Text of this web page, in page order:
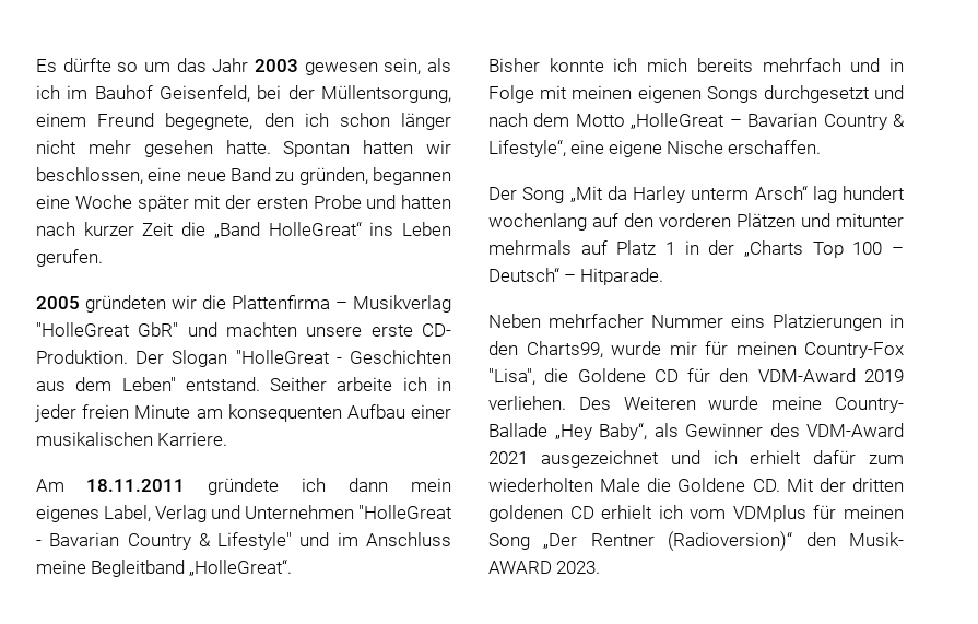
Es dürfte so um das Jahr 2003 gewesen sein, als
ich im Bauhof Geisenfeld, bei der Müllentsorgung,
einem Freund begegnete, den ich schon länger
nicht mehr gesehen hatte. Spontan hatten wir
beschlossen, eine neue Band zu gründen, begannen
eine Woche später mit der ersten Probe und hatten
nach kurzer Zeit die „Band HolleGreat“ ins Leben
gerufen.
2005 gründeten wir die Plattenfirma – Musikverlag
"HolleGreat GbR" und machten unsere erste CD-
Produktion. Der Slogan "HolleGreat - Geschichten
aus dem Leben" entstand. Seither arbeite ich in
jeder freien Minute am konsequenten Aufbau einer
musikalischen Karriere.
Am 18.11.2011
gründete ich dann mein
eigenes Label, Verlag und Unternehmen "HolleGreat
- Bavarian Country & Lifestyle" und im Anschluss
meine Begleitband „HolleGreat“.
Bisher konnte ich mich bereits mehrfach und in
Folge mit meinen eigenen Songs durchgesetzt und
nach dem Motto „HolleGreat – Bavarian Country &
Lifestyle“, eine eigene Nische erschaffen.
Der Song „Mit da Harley unterm Arsch“ lag hundert
wochenlang auf den vorderen Plätzen und mitunter
mehrmals auf Platz 1 in der „Charts Top 100 –
Deutsch“ – Hitparade.
Neben mehrfacher Nummer eins Platzierungen in
den Charts99, wurde mir für meinen Country-Fox
"Lisa", die Goldene CD für den VDM-Award 2019
verliehen. Des Weiteren wurde meine Country-
Ballade „Hey Baby“, als Gewinner des VDM-Award
2021 ausgezeichnet und ich erhielt dafür zum
wiederholten Male die Goldene CD. Mit der dritten
goldenen CD erhielt ich vom VDMplus für meinen
Song „Der Rentner (Radioversion)“ den Musik-
AWARD 2023.